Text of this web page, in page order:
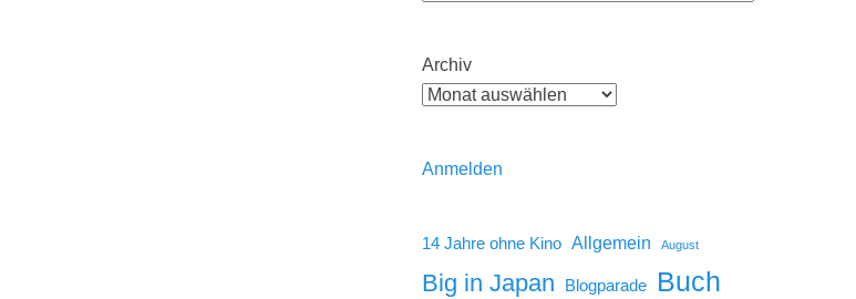
Archiv
Anmelden
14 Jahre ohne Kino Allgemein August
Big in Japan Blogparade Buch